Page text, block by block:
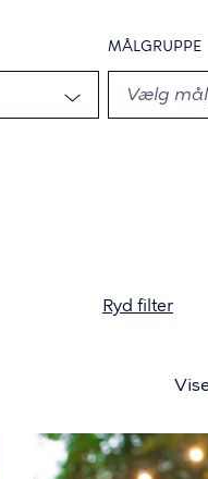
MÅLGRUPPE